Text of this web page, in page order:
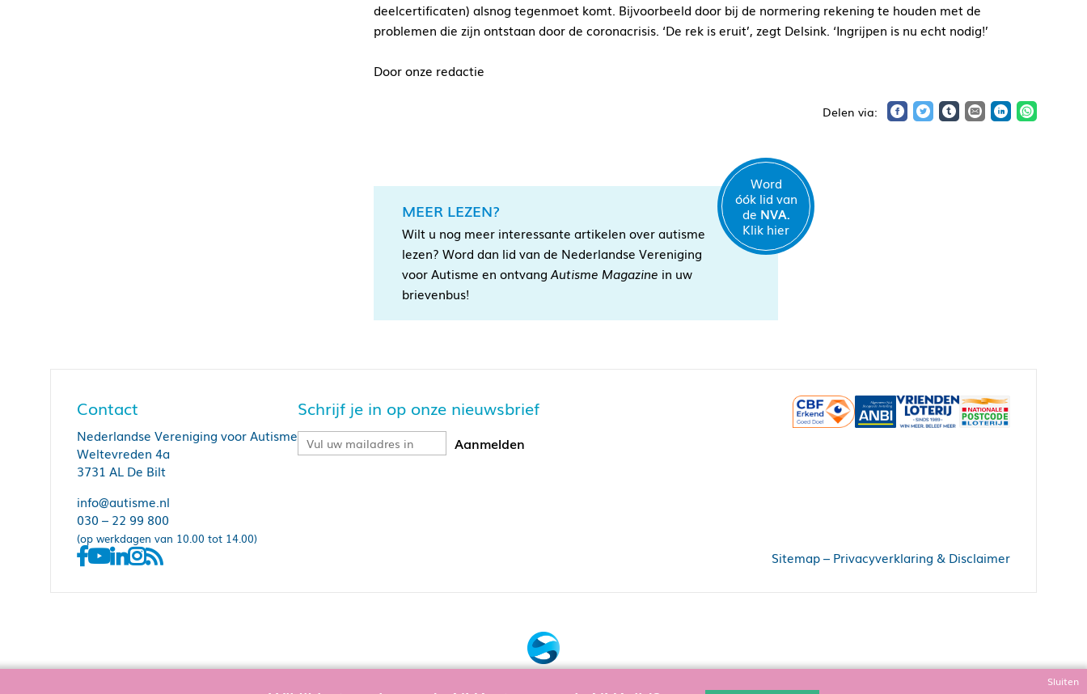
deelcertificaten) alsnog tegenmoet komt. Bijvoorbeeld door bij de normering rekening te houden met de
problemen die zijn ontstaan door de coronacrisis. ‘De rek is eruit’, zegt Delsink. ‘Ingrijpen is nu echt nodig!’
Door onze redactie
MEER LEZEN?
Wilt u nog meer interessante artikelen over autisme
lezen? Word dan lid van de Nederlandse Vereniging
voor Autisme en ontvang Autisme Magazine in uw
brievenbus!
Word
óók lid van
de NVA.
Klik hier
Contact
Nederlandse Vereniging voor Autisme
Weltevreden 4a
3731 AL De Bilt
info@autisme.nl
030 – 22 99 800
(op werkdagen van 10.00 tot 14.00)
Schrijf je in op onze nieuwsbrief
Sitemap– Privacyverklaring & Disclaimer
Sluiten